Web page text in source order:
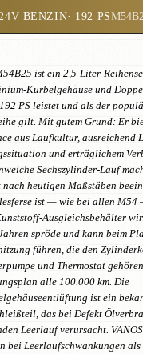
BENZIN· 192 PS
ist ein 2,5-Liter-
Kurbelgehäuse und
PS leistet und als der
gilt. Mit gutem Grund: Er
aus Laufkultur, ausreichend
und erträglichem
Sechszylinder-Lauf
nach heutigen Maßstäben
ist — wie bei allen M54
Ausgleichsbehälter
spröde und kann beim
führen, die den
und Thermostat
alle 100.000 km. Die
ist ein
das bei Defekt
Leerlauf verursacht.
bei Leerlaufschwankungen als